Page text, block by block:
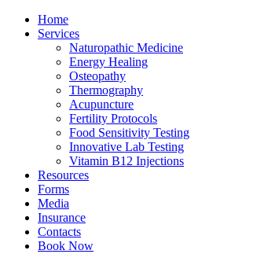
Home
Services
Naturopathic Medicine
Energy Healing
Osteopathy
Thermography
Acupuncture
Fertility Protocols
Food Sensitivity Testing
Innovative Lab Testing
Vitamin B12 Injections
Resources
Forms
Media
Insurance
Contacts
Book Now